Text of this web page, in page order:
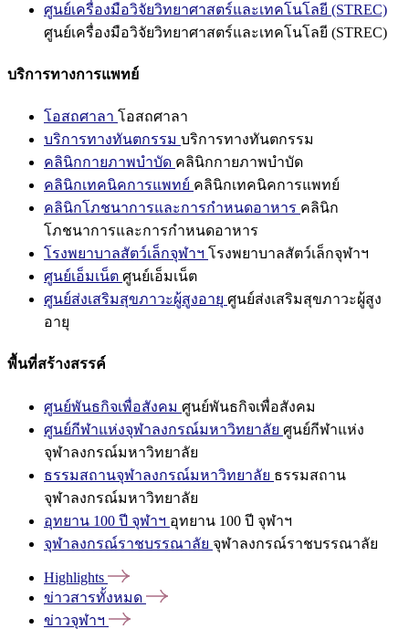
ศูนย์เครื่องมือวิจัยวิทยาศาสตร์และเทคโนโลยี (STREC)
ศูนย์เครื่องมือวิจัยวิทยาศาสตร์และเทคโนโลยี (STREC)
บริการทางการแพทย์
โอสถศาลา โอสถศาลา
บริการทางทันตกรรม บริการทางทันตกรรม
คลินิกกายภาพบำบัด คลินิกกายภาพบำบัด
คลินิกเทคนิคการแพทย์ คลินิกเทคนิคการแพทย์
คลินิกโภชนาการและการกำหนดอาหาร คลินิก
โภชนาการและการกำหนดอาหาร
โรงพยาบาลสัตว์เล็กจุฬาฯ โรงพยาบาลสัตว์เล็กจุฬาฯ
ศูนย์เอ็มเน็ต ศูนย์เอ็มเน็ต
ศูนย์ส่งเสริมสุขภาวะผู้สูงอายุ ศูนย์ส่งเสริมสุขภาวะผู้สูง
อายุ
พื้นที่สร้างสรรค์
ศูนย์พันธกิจเพื่อสังคม ศูนย์พันธกิจเพื่อสังคม
ศูนย์กีฬาแห่งจุฬาลงกรณ์มหาวิทยาลัย ศูนย์กีฬาแห่ง
จุฬาลงกรณ์มหาวิทยาลัย
ธรรมสถานจุฬาลงกรณ์มหาวิทยาลัย ธรรมสถาน
จุฬาลงกรณ์มหาวิทยาลัย
อุทยาน 100 ปี จุฬาฯ อุทยาน 100 ปี จุฬาฯ
จุฬาลงกรณ์ราชบรรณาลัย จุฬาลงกรณ์ราชบรรณาลัย
Highlights
ข่าวสารทั้งหมด
ข่าวจุฬาฯ